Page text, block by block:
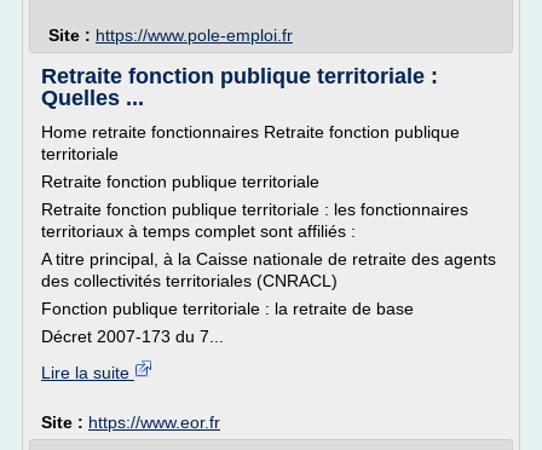
Site : https://www.pole-emploi.fr
Retraite fonction publique territoriale :
Quelles ...
Home retraite fonctionnaires Retraite fonction publique
territoriale
Retraite fonction publique territoriale
Retraite fonction publique territoriale : les fonctionnaires
territoriaux à temps complet sont affiliés :
A titre principal, à la Caisse nationale de retraite des agents
des collectivités territoriales (CNRACL)
Fonction publique territoriale : la retraite de base
Décret 2007-173 du 7...
Lire la suite
Site : https://www.eor.fr